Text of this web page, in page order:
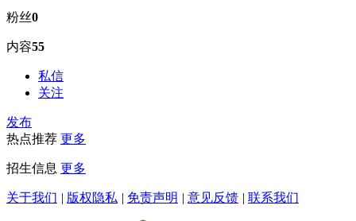
粉丝0
内容55
私信
关注
发布
热点推荐 更多
招生信息 更多
关于我们 | 版权隐私 | 免责声明 | 意见反馈 | 联系我们